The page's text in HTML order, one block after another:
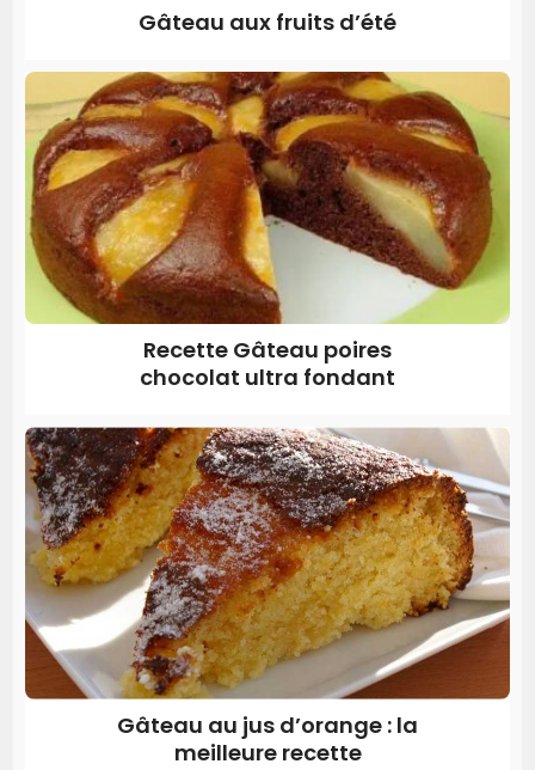
Gâteau aux fruits d’été
Recette Gâteau poires
chocolat ultra fondant
Gâteau au jus d’orange : la
meilleure recette